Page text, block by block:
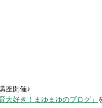
座開催♪
育大好き！まゆまゆのブログ」